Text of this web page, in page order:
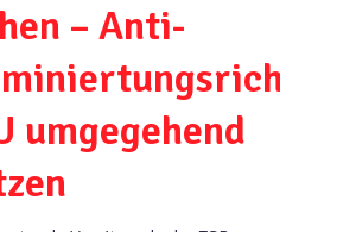
– Anti-
umgegehend